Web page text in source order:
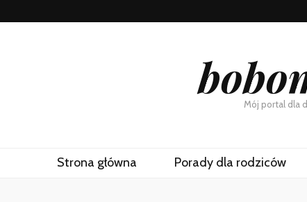
Mój portal dla
Strona główna Porady dla rodziców